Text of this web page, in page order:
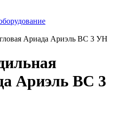
Ариада Ариэль ВС 3 УН
Ариэль ВС 3